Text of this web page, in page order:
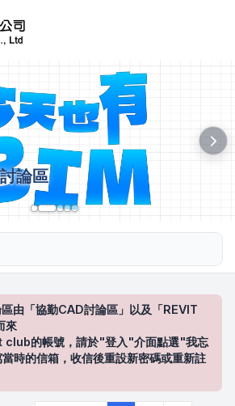
論區
由「協勤CAD討論區」以及「REVIT
來
club的帳號，請於"登入"介面點選"我忘
時的信箱，收信後重設新密碼或重新註